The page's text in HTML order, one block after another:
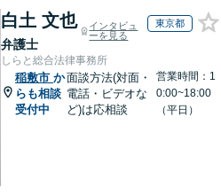
白土 文也
弁護士
インタビュ
ーを見る
東京都
しらと総合法律事務所
稲敷市 か
らも相談
受付中
面談方法(対面・
電話・ビデオな
ど)は応相談
営業時間：1
0:00~18:00
（平日）